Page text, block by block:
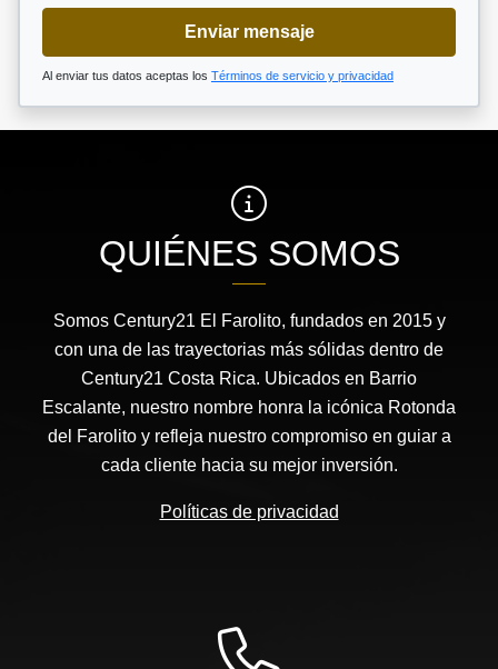
Enviar mensaje
Al enviar tus datos aceptas los Términos de servicio y privacidad
QUIÉNES SOMOS
Somos Century21 El Farolito, fundados en 2015 y
con una de las trayectorias más sólidas dentro de
Century21 Costa Rica. Ubicados en Barrio
Escalante, nuestro nombre honra la icónica Rotonda
del Farolito y refleja nuestro compromiso en guiar a
cada cliente hacia su mejor inversión.
Políticas de privacidad